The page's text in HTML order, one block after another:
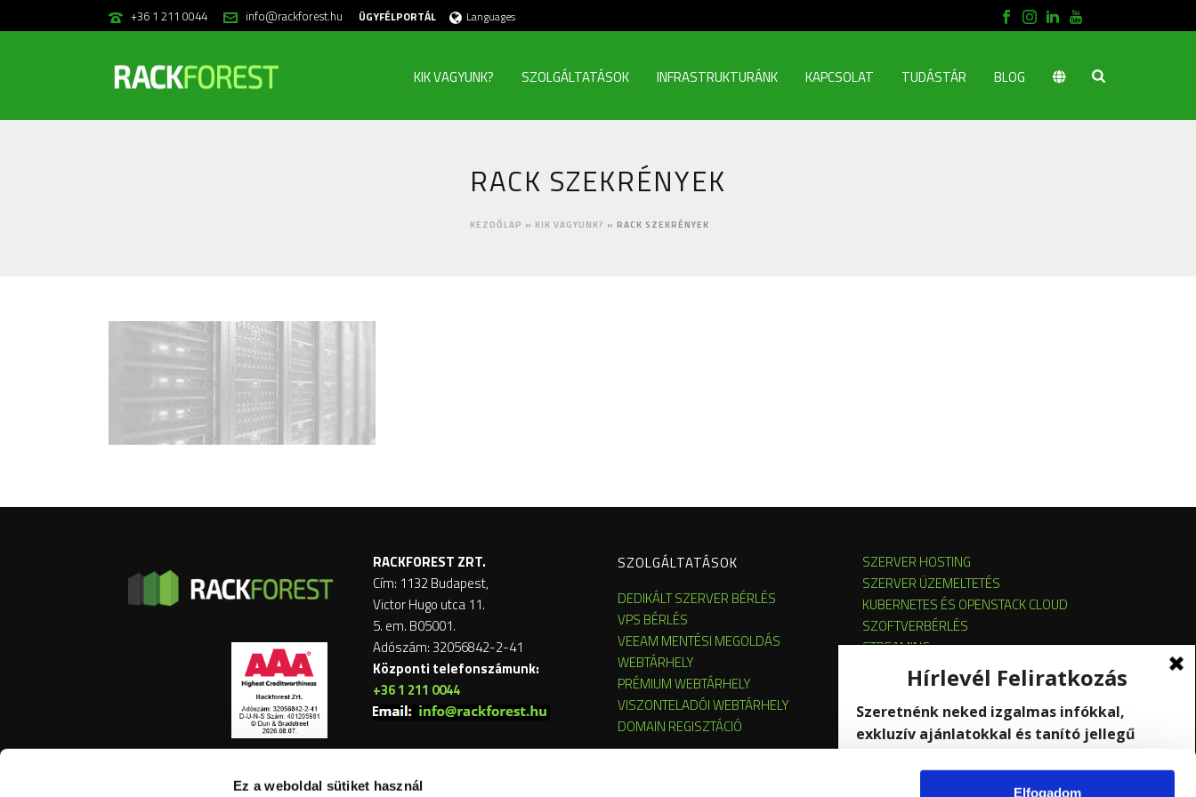
Ez a weboldal sütiket használ Elfogadom
+36 1 211 0044 info@rackforest.hu ÜGYFÉLPORTÁL Languages
KIK VAGYUNK? SZOLGÁLTATÁSOK INFRASTRUKTURÁNK KAPCSOLAT TUDÁSTÁR BLOG
RACK SZEKRÉNYEK
KEZDŐLAP » KIK VAGYUNK? » RACK SZEKRÉNYEK
RACKFOREST ZRT.
Cím: 1132 Budapest,
Victor Hugo utca 11.
5. em. B05001.
Adószám: 32056842-2-41
Központi telefonszámunk:
+36 1 211 0044
SZOLGÁLTATÁSOK
DEDIKÁLT SZERVER BÉRLÉS
VPS BÉRLÉS
VEEAM MENTÉSI MEGOLDÁS
WEBTÁRHELY
PRÉMIUM WEBTÁRHELY
VISZONTELADÓI WEBTÁRHELY
DOMAIN REGISZTÁCIÓ
SZERVER HOSTING
SZERVER ÜZEMELTETÉS
KUBERNETES ÉS OPENSTACK CLOUD
SZOFTVERBÉRLÉS
STREAMING